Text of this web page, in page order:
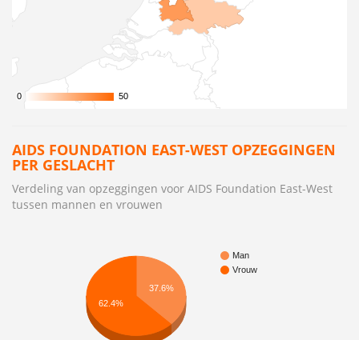
0
0 50
50
AIDS FOUNDATION EAST-WEST OPZEGGINGEN
PER GESLACHT
Verdeling van opzeggingen voor AIDS Foundation East-West
tussen mannen en vrouwen
Man
Vrouw
37.6%
62.4%